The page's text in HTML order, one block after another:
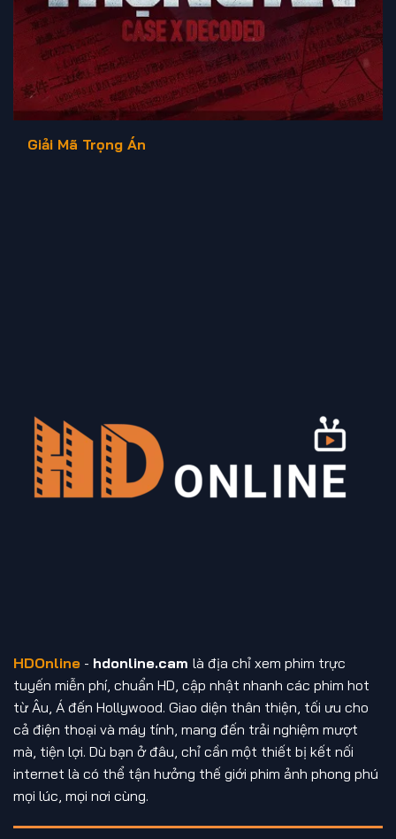
Giải Mã Trọng Án
HDOnline - hdonline.cam là địa chỉ xem phim trực
tuyến miễn phí, chuẩn HD, cập nhật nhanh các phim hot
từ Âu, Á đến Hollywood. Giao diện thân thiện, tối ưu cho
cả điện thoại và máy tính, mang đến trải nghiệm mượt
mà, tiện lợi. Dù bạn ở đâu, chỉ cần một thiết bị kết nối
internet là có thể tận hưởng thế giới phim ảnh phong phú
mọi lúc, mọi nơi cùng.